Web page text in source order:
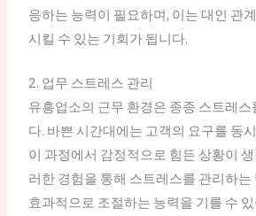
응하는 능력이 필요하며, 이는 대인 관
시킬 수 있는 기회가 됩니다.
2. 업무 스트레스 관리
유흥업소의 근무 환경은 종종 스트레스
다. 바쁜 시간대에는 고객의 요구를 동
이 과정에서 감정적으로 힘든 상황이
러한 경험을 통해 스트레스를 관리하는
효과적으로 조절하는 능력을 기를 수